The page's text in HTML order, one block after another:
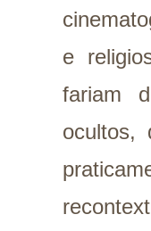
e
fariam
ocultos,